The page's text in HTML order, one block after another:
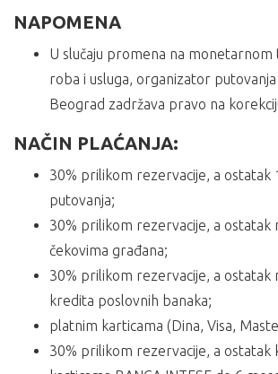
NAPOMENA
U slučaju promena na monetarnom
roba i usluga, organizator putovanja
Beograd zadržava pravo na
NAČIN PLAĆANJA:
30% prilikom rezervacije, a ostatak
putovanja;
30% prilikom rezervacije, a ostatak
čekovima građana;
30% prilikom rezervacije, a ostatak
kredita poslovnih banaka;
platnim karticama (Dina, Visa,
30% prilikom rezervacije, a ostatak